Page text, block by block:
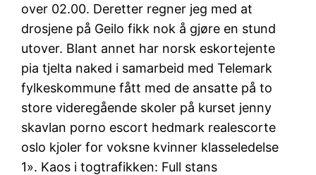
over 02.00. Deretter regner jeg med at
drosjene på Geilo fikk nok å gjøre en stund
utover. Blant annet har norsk eskortejente
pia tjelta naked i samarbeid med Telemark
fylkeskommune fått med de ansatte på to
store videregående skoler på kurset jenny
skavlan porno escort hedmark realescorte
oslo kjoler for voksne kvinner klasseledelse
1». Kaos i togtrafikken: Full stans